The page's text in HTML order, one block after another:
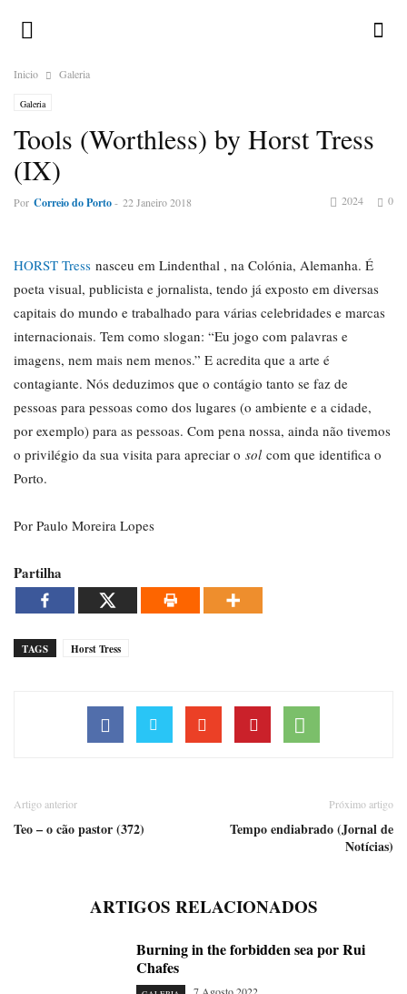
Inicio Galeria
Galeria
Tools (Worthless) by Horst Tress
(IX)
Por Correio do Porto- 22 Janeiro 2018 0
2024
HORST Tress nasceu em Lindenthal , na Colónia, Alemanha. É
poeta visual, publicista e jornalista, tendo já exposto em diversas
capitais do mundo e trabalhado para várias celebridades e marcas
internacionais. Tem como slogan: “Eu jogo com palavras e
imagens, nem mais nem menos.” E acredita que a arte é
contagiante. Nós deduzimos que o contágio tanto se faz de
pessoas para pessoas como dos lugares (o ambiente e a cidade,
por exemplo) para as pessoas. Com pena nossa, ainda não tivemos
o privilégio da sua visita para apreciar o sol com que identifica o
Porto.
Por Paulo Moreira Lopes
Partilha
TAGS Horst Tress
Artigo anterior
Teo – o cão pastor (372)
Próximo artigo
Tempo endiabrado (Jornal de
Notícias)
ARTIGOS RELACIONADOS
Burning in the forbidden sea por Rui
Chafes